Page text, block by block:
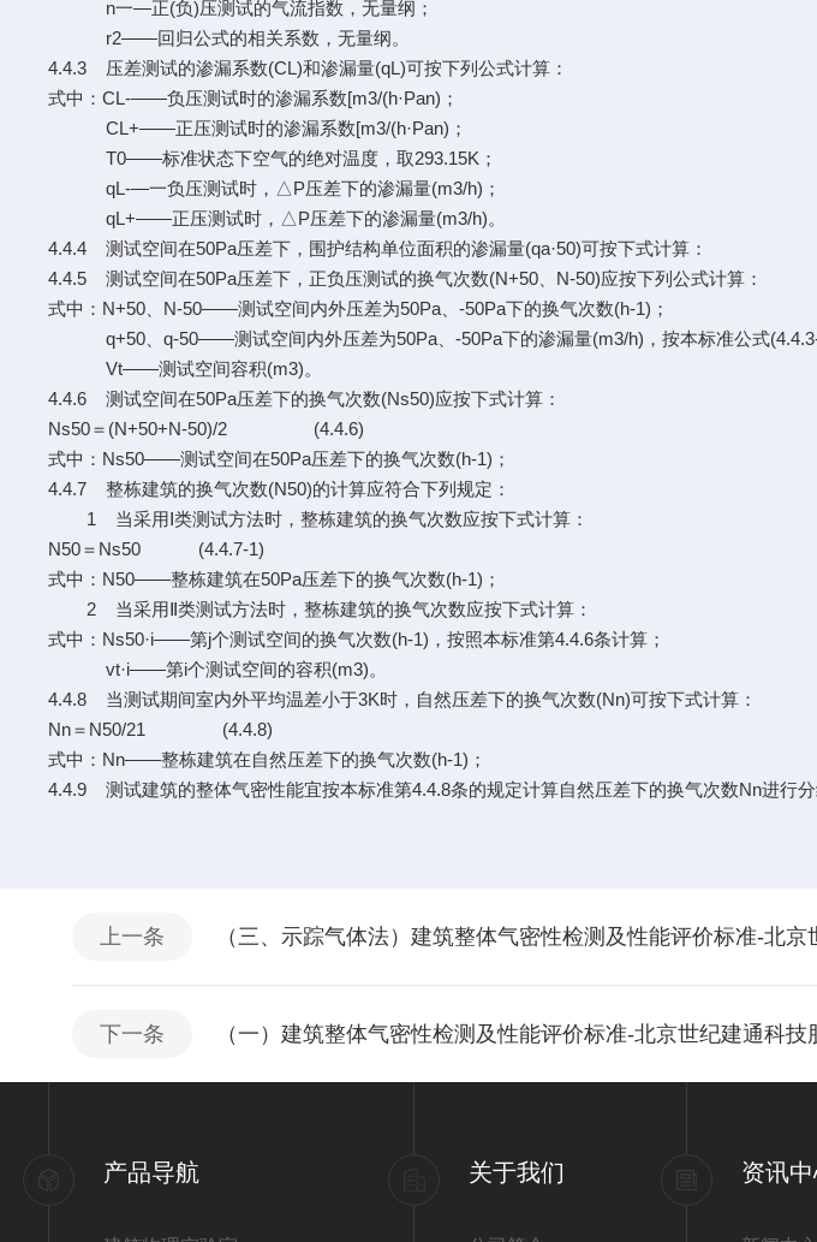
n一—正(负)压测试的气流指数，无量纲；
r2——回归公式的相关系数，无量纲。
4.4.3 压差测试的渗漏系数(CL)和渗漏量(qL)可按下列公式计算：
式中：CL-——负压测试时的渗漏系数[m3/(h·Pan)；
CL+——正压测试时的渗漏系数[m3/(h·Pan)；
T0——标准状态下空气的绝对温度，取293.15K；
qL-—一负压测试时，△P压差下的渗漏量(m3/h)；
qL+——正压测试时，△P压差下的渗漏量(m3/h)。
4.4.4 测试空间在50Pa压差下，围护结构单位面积的渗漏量(qa·50)可按下式计算：
4.4.5 测试空间在50Pa压差下，正负压测试的换气次数(N+50、N-50)应按下列公式计算：
式中：N+50、N-50——测试空间内外压差为50Pa、-50Pa下的换气次数(h-1)；
q+50、q-50——测试空间内外压差为50Pa、-50Pa下的渗漏量(m3/h)，按本标准公式(4.4.3-
Vt——测试空间容积(m3)。
4.4.6 测试空间在50Pa压差下的换气次数(Ns50)应按下式计算：
Ns50＝(N+50+N-50)/2 (4.4.6)
式中：Ns50——测试空间在50Pa压差下的换气次数(h-1)；
4.4.7 整栋建筑的换气次数(N50)的计算应符合下列规定：
1 当采用Ⅰ类测试方法时，整栋建筑的换气次数应按下式计算：
N50＝Ns50 (4.4.7-1)
式中：N50——整栋建筑在50Pa压差下的换气次数(h-1)；
2 当采用Ⅱ类测试方法时，整栋建筑的换气次数应按下式计算：
式中：Ns50·i——第j个测试空间的换气次数(h-1)，按照本标准第4.4.6条计算；
vt·i——第i个测试空间的容积(m3)。
4.4.8 当测试期间室内外平均温差小于3K时，自然压差下的换气次数(Nn)可按下式计算：
Nn＝N50/21 (4.4.8)
式中：Nn——整栋建筑在自然压差下的换气次数(h-1)；
4.4.9 测试建筑的整体气密性能宜按本标准第4.4.8条的规定计算自然压差下的换气次数Nn进行分
上一条 （三、示踪气体法）建筑整体气密性检测及性能评价标准-北京
下一条 （一）建筑整体气密性检测及性能评价标准-北京世纪建通科技
产品导航 关于我们 资讯